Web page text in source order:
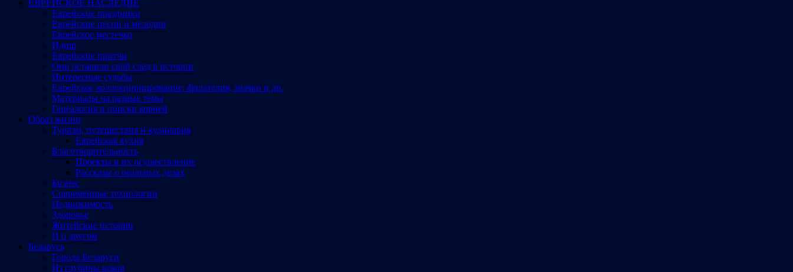
ЕВРЕЙСКОЕ НАСЛЕДИЕ
Еврейские праздники
Еврейские песни и мелодии
Еврейское местечко
Идиш
Еврейские притчи
Они оставили свой след в истории
Интересные судьбы
Еврейское коллекционирование: филателия, значки и др.
Материалы на разные темы
Генеалогия и поиски корней
Образ жизни
Туризм, путешествия и кулинария
Еврейская кухня
Благотворительность
Проекты и их осуществление
Рассказы о реальных делах
Бизнес
Современные технологии
Недвижимость
Здоровье
Житейские истории
И о другом
Беларусь
Города Беларуси
Из глубины веков